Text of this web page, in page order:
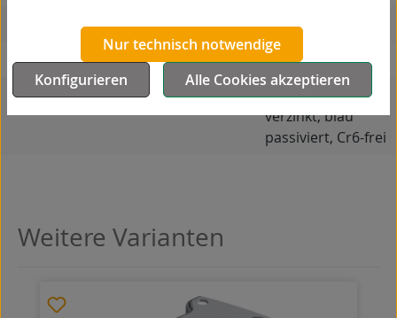
Produkttyp
Bockrolle
Material Gehäuse
Stahlblech
Oberfläche Gehäuse
galvanisch
verzinkt, blau
passiviert, Cr6-frei
Produktgalerie überspringen
Weitere Varianten
Nur technisch notwendige
Konfigurieren
Alle Cookies akzeptieren